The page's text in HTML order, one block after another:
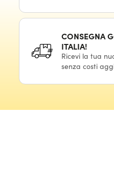
CONSEGNA
ITALIA!
Ricevi la tua
senza costi